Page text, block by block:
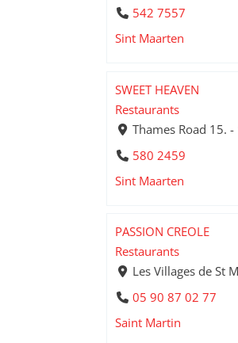
542 7557
Sint Maarten
SWEET HEAVEN
Restaurants
Thames Road 15. -
580 2459
Sint Maarten
PASSION CREOLE
Restaurants
Les Villages de St
05 90 87 02 77
Saint Martin